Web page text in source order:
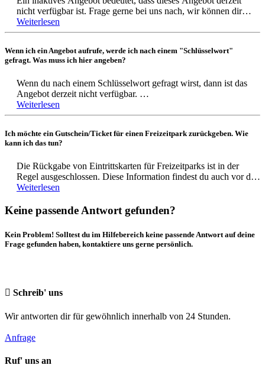
Mehr dazu findest du in unseren AGB's.
Ein Wertgutschein könnte daher nicht auf alle Angebote
angewendet werden.
nicht verfügbar ist. Frage gerne bei uns nach, wir können dir
dann mitteilen, ob das Angebot bald wieder verfügbar sein wird..
und teile uns mit, um welches Angebot es sind handelt. Du
kannst uns auch gerne anrufen: 069 15322530
erreichbar (außer an Feiertagen)
Weiterlesen
Wenn ich ein Angebot aufrufe, werde ich nach einem "Schlüsselwort"
gefragt. Was muss ich hier angeben?
Wenn du nach einem Schlüsselwort gefragt wirst, dann ist das
Angebot derzeit nicht verfügbar.
Frage gerne bei uns nach, wir können dir dann mitteilen, ob das
einfach eine E-Mail an support@benefits.me und teile uns mit,
um welches Angebot es sich handelt. Du kannst uns auch gerne
Wir sind von Montag bis Freitag von 8:30 Uhr bis 18 Uhr
erreichbar (außer an Feiertagen).
Weiterlesen
Ich möchte ein Gutschein/Ticket für einen Freizeitpark zurückgeben. Wie
kann ich das tun?
Die Rückgabe von Eintrittskarten für Freizeitparks ist in der
Regel ausgeschlossen. Diese Information findest du auch vor der
Buchung im Angebot. Bei Fragen kannst du dich jederzeit gerne
unter der Nummer 069 153 225 30 wenden.
Weiterlesen
Keine passende Antwort gefunden?
Kein Problem! Solltest du im Hilfebereich keine passende Antwort auf deine
Frage gefunden haben, kontaktiere uns gerne persönlich.
Schreib' uns
Wir antworten dir für gewöhnlich innerhalb von 24 Stunden.
Anfrage
Ruf' uns an